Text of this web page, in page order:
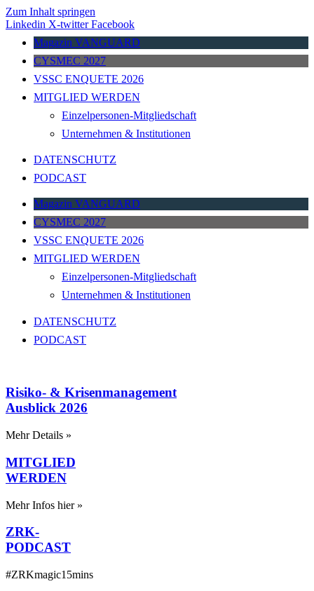
Zum Inhalt springen
Linkedin X-twitter Facebook
Magazin VANGUARD
CYSMEC 2027
VSSC ENQUETE 2026
MITGLIED WERDEN
Einzelpersonen-Mitgliedschaft
Unternehmen & Institutionen
DATENSCHUTZ
PODCAST
Magazin VANGUARD
CYSMEC 2027
VSSC ENQUETE 2026
MITGLIED WERDEN
Einzelpersonen-Mitgliedschaft
Unternehmen & Institutionen
DATENSCHUTZ
PODCAST
Risiko- & Krisenmanagement
Ausblick 2026
Mehr Details »
MITGLIED
WERDEN
Mehr Infos hier »
ZRK-
PODCAST
#ZRKmagic15mins